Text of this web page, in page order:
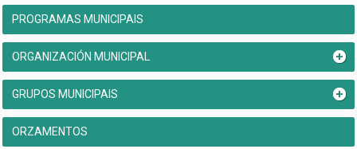
PROGRAMAS MUNICIPAIS
ORGANIZACIÓN MUNICIPAL
GRUPOS MUNICIPAIS
ORZAMENTOS